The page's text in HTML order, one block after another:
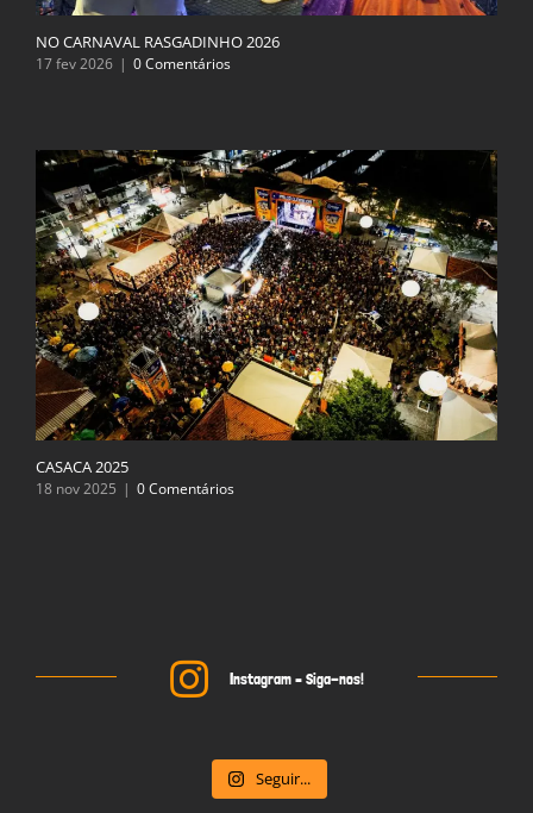
NO CARNAVAL RASGADINHO 2026
17 fev 2026 | 0 Comentários
CASACA 2025
18 nov 2025 | 0 Comentários
Instagram – Siga-nos!
Seguir...